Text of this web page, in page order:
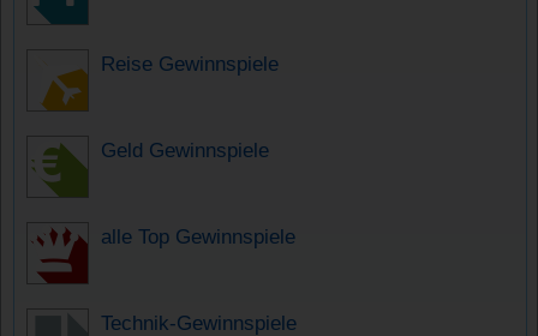
Reise Gewinnspiele
Geld Gewinnspiele
alle Top Gewinnspiele
Technik-Gewinnspiele